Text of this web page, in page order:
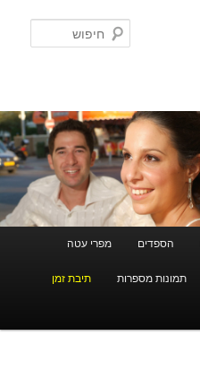
הספדים מפרי עטה
תמונות מספרות תיבת זמן